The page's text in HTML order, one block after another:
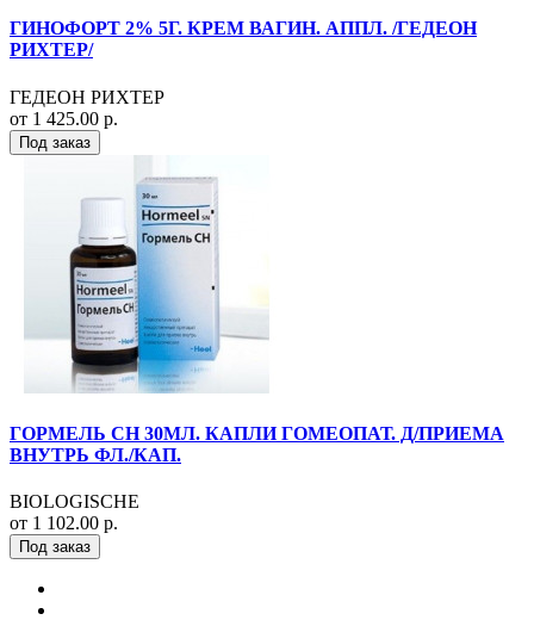
ГИНОФОРТ 2% 5Г. КРЕМ ВАГИН. АППЛ. /ГЕДЕОН
РИХТЕР/
ГЕДЕОН РИХТЕР
от 1 425.00 р.
Под заказ
ГОРМЕЛЬ СН 30МЛ. КАПЛИ ГОМЕОПАТ. Д/ПРИЕМА
ВНУТРЬ ФЛ./КАП.
BIOLOGISCHE
от 1 102.00 р.
Под заказ